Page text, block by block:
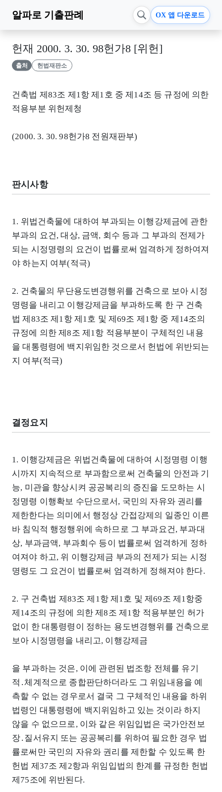
알파로 기출판례 OX 앱 다운로드
헌재 2000. 3. 30. 98헌가8 [위헌]
출처 헌법재판소
건축법 제83조 제1항 제1호 중 제14조 등 규정에 의한
적용부분 위헌제청
(2000. 3. 30. 98헌가8 전원재판부)
판시사항
1. 위법건축물에 대하여 부과되는 이행강제금에 관한
부과의 요건, 대상, 금액, 회수 등과 그 부과의 전제가
되는 시정명령의 요건이 법률로써 엄격하게 정하여져
야 하는지 여부(적극)
2. 건축물의 무단용도변경행위를 건축으로 보아 시정
명령을 내리고 이행강제금을 부과하도록 한 구 건축
법 제83조 제1항 제1호 및 제69조 제1항 중 제14조의
규정에 의한 제8조 제1항 적용부분이 구체적인 내용
을 대통령령에 백지위임한 것으로서 헌법에 위반되는
지 여부(적극)
결정요지
1. 이행강제금은 위법건축물에 대하여 시정명령 이행
시까지 지속적으로 부과함으로써 건축물의 안전과 기
능, 미관을 향상시켜 공공복리의 증진을 도모하는 시
정명령 이행확보 수단으로서, 국민의 자유와 권리를
제한한다는 의미에서 행정상 간접강제의 일종인 이른
바 침익적 행정행위에 속하므로 그 부과요건, 부과대
상, 부과금액, 부과회수 등이 법률로써 엄격하게 정하
여져야 하고, 위 이행강제금 부과의 전제가 되는 시정
명령도 그 요건이 법률로써 엄격하게 정해져야 한다.
2. 구 건축법 제83조 제1항 제1호 및 제69조 제1항중
제14조의 규정에 의한 제8조 제1항 적용부분인 허가
없이 한 대통령령이 정하는 용도변경행위를 건축으로
보아 시정명령을 내리고, 이행강제금
을 부과하는 것은, 이에 관련된 법조항 전체를 유기
적․체계적으로 종합판단하더라도 그 위임내용을 예
측할 수 없는 경우로서 결국 그 구체적인 내용을 하위
법령인 대통령령에 백지위임하고 있는 것이라 하지
않을 수 없으므로, 이와 같은 위임입법은 국가안전보
장․질서유지 또는 공공복리를 위하여 필요한 경우 법
률로써만 국민의 자유와 권리를 제한할 수 있도록 한
헌법 제37조 제2항과 위임입법의 한계를 규정한 헌법
제75조에 위반된다.